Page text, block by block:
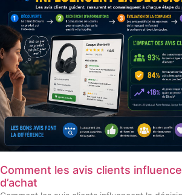
Comment les avis clients
d’achat